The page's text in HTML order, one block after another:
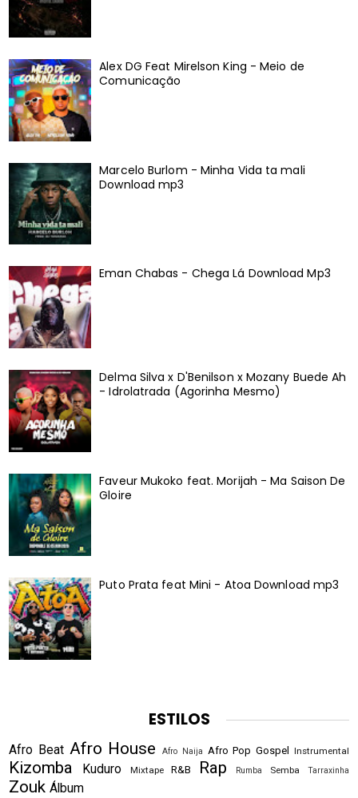
Alex DG Feat Mirelson King - Meio de
Comunicação
Marcelo Burlom - Minha Vida ta mali
Download mp3
Eman Chabas - Chega Lá Download Mp3
Delma Silva x D'Benilson x Mozany Buede Ah
- Idrolatrada (Agorinha Mesmo)
Faveur Mukoko feat. Morijah - Ma Saison De
Gloire
Puto Prata feat Mini - Atoa Download mp3
ESTILOS
Afro Beat Afro House Afro Naija Afro Pop Gospel Instrumental
Kizomba Kuduro Mixtape R&B Rap Rumba Semba Tarraxinha
Zouk Álbum